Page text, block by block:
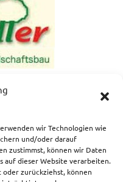
wir Technologien wie
und/oder darauf
zustimmst, können wir Daten
auf dieser Website verarbeiten.
zurückziehst, können